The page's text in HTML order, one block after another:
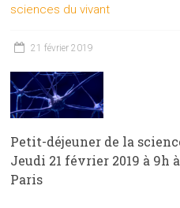
sciences du vivant
21 février 2019
Petit-déjeuner de la
Jeudi 21 février 2019 à 9h
Paris